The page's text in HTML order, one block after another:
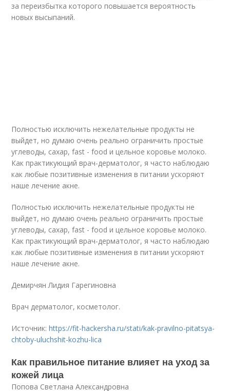
за переизбытка которого повышается вероятность
новых высыпаний.
Полностью исключить нежелательные продукты не
выйдет, но думаю очень реально ограничить простые
углеводы, сахар, fast - food и цельное коровье молоко.
Как практикующий врач-дерматолог, я часто наблюдаю
как любые позитивные изменения в питании ускоряют
наше лечение акне.
Полностью исключить нежелательные продукты не
выйдет, но думаю очень реально ограничить простые
углеводы, сахар, fast - food и цельное коровье молоко.
Как практикующий врач-дерматолог, я часто наблюдаю
как любые позитивные изменения в питании ускоряют
наше лечение акне.
Демирчян Лидия Гарегиновна
Врач дерматолог, косметолог.
Источник:https://fit-hackersha.ru/stati/kak-pravilno-pitatsya-
chtoby-uluchshit-kozhu-lica
Как правильное питание влияет на уход за
кожей лица
Попова Светлана Александровна